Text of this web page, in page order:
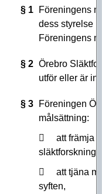
§ 1
Föreningens
dess styrelse
Föreningens
§ 2 Örebro
utför eller är
§ 3
Föreningen
målsättning:
 att främja
släktforskning
 att tjäna
syften,